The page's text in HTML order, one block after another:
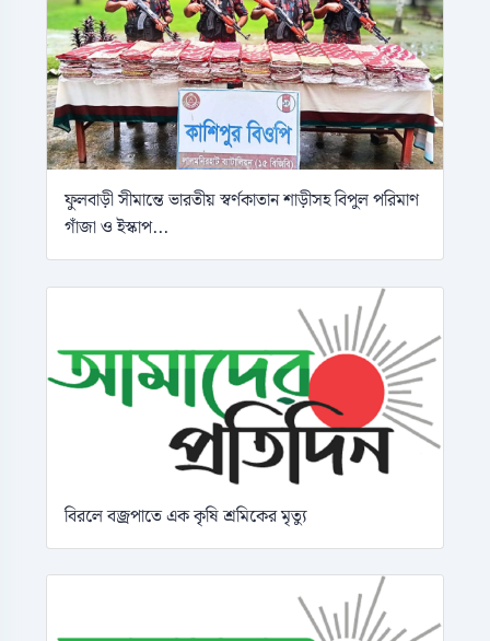
ফুলবাড়ী সীমান্তে ভারতীয় স্বর্ণকাতান শাড়ীসহ বিপুল পরিমাণ
গাঁজা ও ইস্কাপ...
বিরলে বজ্রপাতে এক কৃষি শ্রমিকের মৃত্যু